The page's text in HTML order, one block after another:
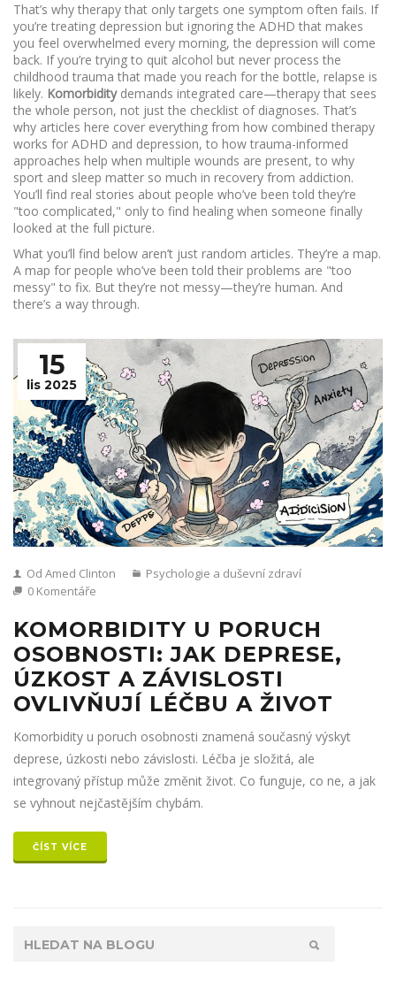
That’s why therapy that only targets one symptom often fails. If
you’re treating depression but ignoring the ADHD that makes
you feel overwhelmed every morning, the depression will come
back. If you’re trying to quit alcohol but never process the
childhood trauma that made you reach for the bottle, relapse is
likely. Komorbiditydemands integrated care—therapy that sees
the whole person, not just the checklist of diagnoses. That’s
why articles here cover everything from how combined therapy
works for ADHD and depression, to how trauma-informed
approaches help when multiple wounds are present, to why
sport and sleep matter so much in recovery from addiction.
You’ll find real stories about people who’ve been told they’re
"too complicated," only to find healing when someone finally
looked at the full picture.
What you’ll find below aren’t just random articles. They’re a map.
A map for people who’ve been told their problems are "too
messy" to fix. But they’re not messy—they’re human. And
there’s a way through.
15
lis 2025
Od Amed Clinton
Psychologie a duševní zdraví
0 Komentáře
KOMORBIDITY U PORUCH
OSOBNOSTI: JAK DEPRESE,
ÚZKOST A ZÁVISLOSTI
OVLIVŇUJÍ LÉČBU A ŽIVOT
Komorbidity u poruch osobnosti znamená současný výskyt
deprese, úzkosti nebo závislosti. Léčba je složitá, ale
integrovaný přístup může změnit život. Co funguje, co ne, a jak
se vyhnout nejčastějším chybám.
ČÍST VÍCE